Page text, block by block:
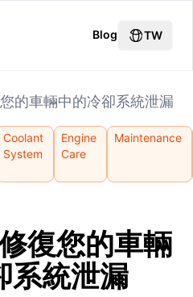
Blog TW
的車輛中的冷卻系統泄漏
Coolant
System
Engine
Care
Maintenance
復您的車輛
系統泄漏